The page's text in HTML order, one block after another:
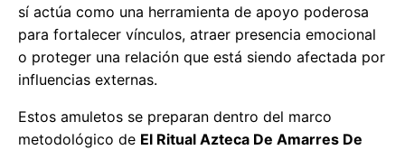
sí actúa como una herramienta de apoyo poderosa
para fortalecer vínculos, atraer presencia emocional
o proteger una relación que está siendo afectada por
influencias externas.
Estos amuletos se preparan dentro del marco
metodológico de El Ritual Azteca De Amarres De